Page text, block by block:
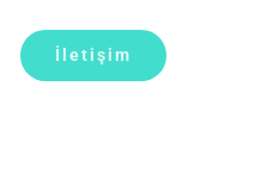
İletişim